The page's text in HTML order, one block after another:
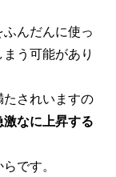
んだんに使っ
う可能があり
たされいますの
なに上昇する
です。